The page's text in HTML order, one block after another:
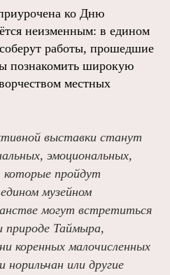
ко Дню
неизменным: в едином
работы, прошедшие
познакомить широкую
местных
выставки станут
эмоциональных,
которые пройдут
музейном
могут встретиться
природе Таймыра,
коренных малочисленных
норильчан или другие